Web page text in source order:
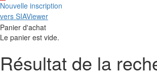
Nouvelle inscription
vers SIAViewer
Panier d'achat
Le panier est vide.
Résultat de la